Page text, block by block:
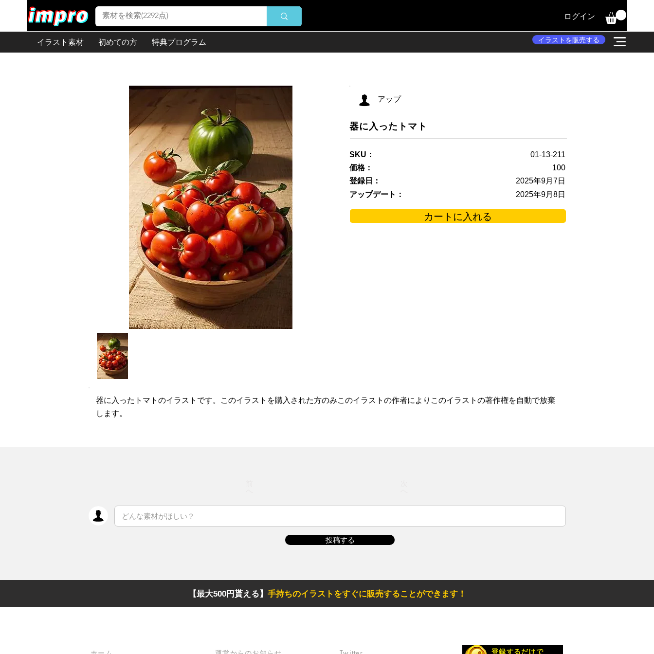
ログイン
イラスト素材 初めての方 特典プログラム イラストを販売する
アップ
器に入ったトマト
SKU：
01-13-211
価格：
100
登録日：
2025年9月7日
アップデート：
2025年9月8日
カートに入れる
器に入ったトマトのイラストです。このイラストを購入された方のみこのイラストの作者によりこのイラストの著作権を自動で放棄
します。
投稿する
【最大500円貰える】 手持ちのイラストをすぐに販売することができます！
登録するだけで